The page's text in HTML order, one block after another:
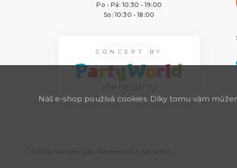
Po - Pá: 10:30 - 19:00
So: 10:30 - 18:00
CONCEPT BY
© 2026 Ptákoviny Ípák. Všechna práva vyhrazena.
Náš e-shop používá cookies. Díky tomu vám